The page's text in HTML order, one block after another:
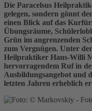
Die Paracelsus
gelegen, sondern gönnt
einen Blick auf das
Übungsräume,
Grün im angrenzenden
zum Vergnügen. Unter
Heilpraktiker Hans-Willi
hervorragendem Ruf in
Ausbildungsangebot und
letzten Jahren erheblich